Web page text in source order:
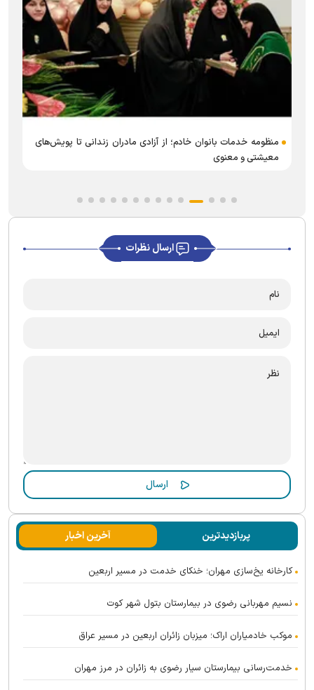
منظومه خدمات بانوان خادم؛ از آزادی مادران زندانی تا پویش‌های
معیشتی و معنوی
ارسال نظرات
پربازدیدترین آخرین اخبار
کارخانه یخ‌سازی مهران؛ خنکای خدمت در مسیر اربعین
نسیم مهربانی رضوی در بیمارستان بتول شهر کوت
موکب خادمیاران اراک؛ میزبان زائران اربعین در مسیر عراق
خدمت‌رسانی بیمارستان سیار رضوی به زائران در مرز مهران